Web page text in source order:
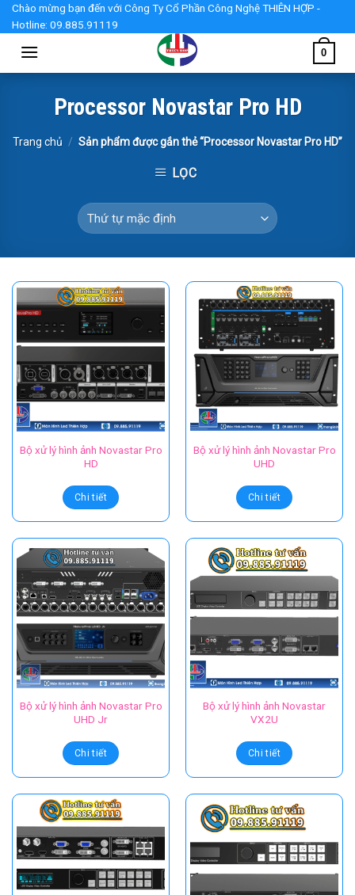
Skip
content
Chào mừng bạn đến với Công Ty Cổ Phần Công Nghệ THIÊN HỢP -
Hotline: 09.885.91119
0
Processor Novastar Pro HD
Trang chủ / Sản phẩm được gắn thẻ “Processor Novastar Pro HD”
LỌC
Bộ xử lý hình ảnh Novastar Pro
HD
Chi tiết
Bộ xử lý hình ảnh Novastar Pro
UHD
Chi tiết
Bộ xử lý hình ảnh Novastar Pro
UHD Jr
Chi tiết
Bộ xử lý hình ảnh Novastar
VX2U
Chi tiết